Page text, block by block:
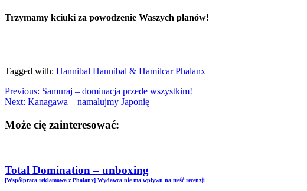
Trzymamy kciuki za powodzenie Waszych planów!
Tagged with: Hannibal Hannibal & Hamilcar Phalanx
Previous: Samuraj – dominacja przede wszystkim!
Next: Kanagawa – namalujmy Japonię
Może cię zainteresować:
Total Domination – unboxing
[Współpraca reklamowa z Phalanx] Wydawca nie ma wpływu na treść recenzji